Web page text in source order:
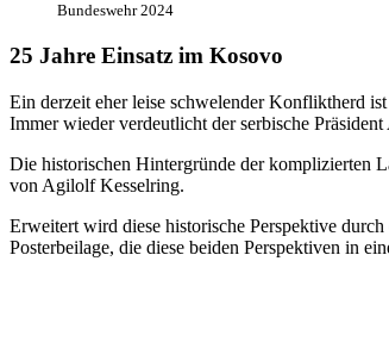
Bundeswehr 2024
25 Jahre Einsatz im Kosovo
Ein derzeit eher leise schwelender Konfliktherd
Immer wieder verdeutlicht der serbische
Die historischen Hintergründe der komplizierten
von Agilolf Kesselring.
Erweitert wird diese historische Perspektive
Posterbeilage, die diese beiden Perspektiven in